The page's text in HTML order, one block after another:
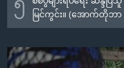
မြင်ကွင်း။ (အောက်တိုဘာ